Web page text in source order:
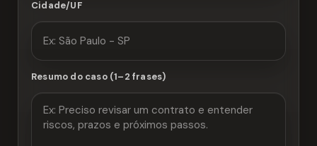
Cidade/UF
Resumo do caso (1–2 frases)